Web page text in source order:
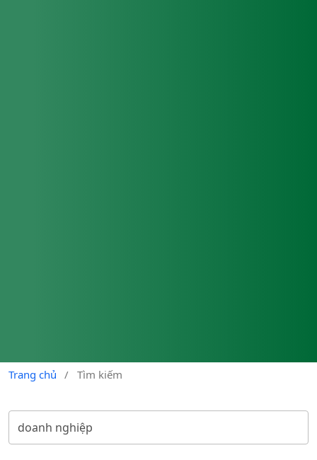
Trang chủ / Tìm kiếm